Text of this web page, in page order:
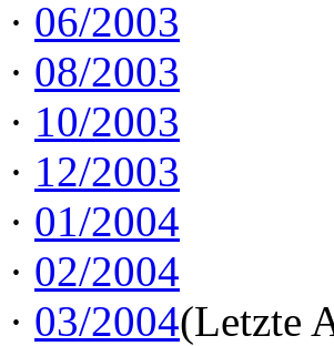
· 06/2003
· 08/2003
· 10/2003
· 12/2003
· 01/2004
· 02/2004
· 03/2004(Letzte